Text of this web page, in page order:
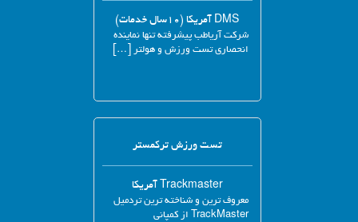
DMS آمریکا (۱۰سال خدمات)
شرکت آریاطب پیشرفته تنها نماینده
انحصاری تست ورزش و هولتر […]
تست ورزش ترکمستر
Trackmaster آمریکا
معروف ترین و شناخته ترین تردمیل
TrackMaster از کمپانی